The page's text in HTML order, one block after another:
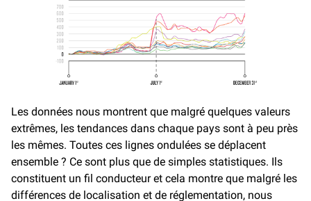
Les données nous montrent que malgré quelques valeurs
extrêmes, les tendances dans chaque pays sont à peu près
les mêmes. Toutes ces lignes ondulées se déplacent
ensemble ? Ce sont plus que de simples statistiques. Ils
constituent un fil conducteur et cela montre que malgré les
différences de localisation et de réglementation, nous